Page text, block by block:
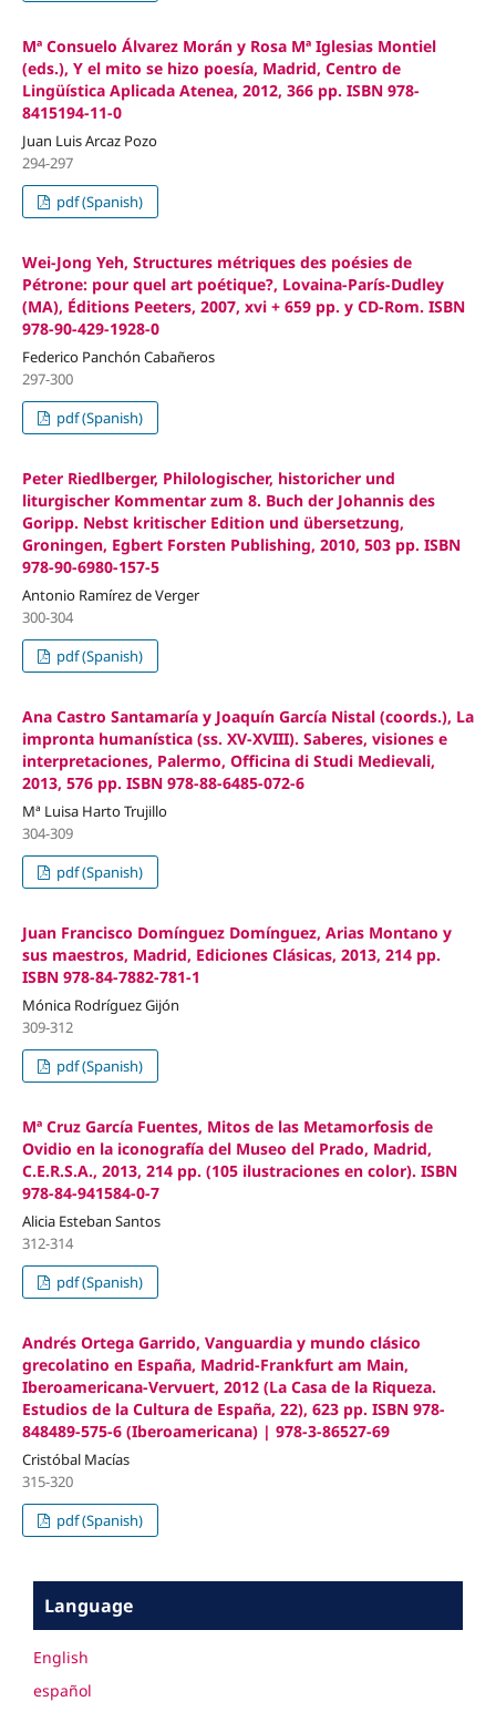
Mª Consuelo Álvarez Morán y Rosa Mª Iglesias Montiel
(eds.), Y el mito se hizo poesía, Madrid, Centro de
Lingüística Aplicada Atenea, 2012, 366 pp. ISBN 978-
8415194-11-0
Juan Luis Arcaz Pozo
294-297
pdf (Spanish)
Wei-Jong Yeh, Structures métriques des poésies de
Pétrone: pour quel art poétique?, Lovaina-París-Dudley
(MA), Éditions Peeters, 2007, xvi + 659 pp. y CD-Rom. ISBN
978-90-429-1928-0
Federico Panchón Cabañeros
297-300
pdf (Spanish)
Peter Riedlberger, Philologischer, historicher und
liturgischer Kommentar zum 8. Buch der Johannis des
Goripp. Nebst kritischer Edition und übersetzung,
Groningen, Egbert Forsten Publishing, 2010, 503 pp. ISBN
978-90-6980-157-5
Antonio Ramírez de Verger
300-304
pdf (Spanish)
Ana Castro Santamaría y Joaquín García Nistal (coords.), La
impronta humanística (ss. XV-XVIII). Saberes, visiones e
interpretaciones, Palermo, Officina di Studi Medievali,
2013, 576 pp. ISBN 978-88-6485-072-6
Mª Luisa Harto Trujillo
304-309
pdf (Spanish)
Juan Francisco Domínguez Domínguez, Arias Montano y
sus maestros, Madrid, Ediciones Clásicas, 2013, 214 pp.
ISBN 978-84-7882-781-1
Mónica Rodríguez Gijón
309-312
pdf (Spanish)
Mª Cruz García Fuentes, Mitos de las Metamorfosis de
Ovidio en la iconografía del Museo del Prado, Madrid,
C.E.R.S.A., 2013, 214 pp. (105 ilustraciones en color). ISBN
978-84-941584-0-7
Alicia Esteban Santos
312-314
pdf (Spanish)
Andrés Ortega Garrido, Vanguardia y mundo clásico
grecolatino en España, Madrid-Frankfurt am Main,
Iberoamericana-Vervuert, 2012 (La Casa de la Riqueza.
Estudios de la Cultura de España, 22), 623 pp. ISBN 978-
848489-575-6 (Iberoamericana) | 978-3-86527-69
Cristóbal Macías
315-320
pdf (Spanish)
Language
English
español